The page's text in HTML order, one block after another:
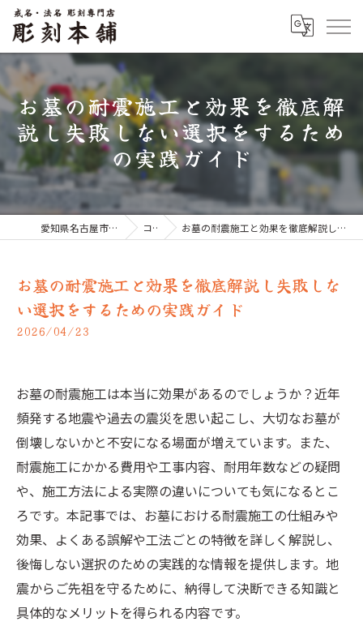
お墓の耐震施工と効果を徹底解
説し失敗しない選択をするため
の実践ガイド
愛知県名古屋市のお墓なら彫刻本舗 コラム お墓の耐震施工と効果を徹底解説し失敗しない選択をするための実践ガイド
お墓の耐震施工と効果を徹底解説し失敗しな
い選択をするための実践ガイド
2026/04/23
お墓の耐震施工は本当に効果があるのでしょうか？近年
頻発する地震や過去の震災を思い起こし、大切なお墓が
倒壊しないかと不安になる場面が増えています。また、
耐震施工にかかる費用や工事内容、耐用年数などの疑問
や、施工方法による実際の違いについても気になるとこ
ろです。本記事では、お墓における耐震施工の仕組みや
効果、よくある誤解や工法ごとの特徴を詳しく解説し、
後悔しない選択のための実践的な情報を提供します。地
震からご先祖を守るために、納得して決断できる知識と
具体的なメリットを得られる内容です。